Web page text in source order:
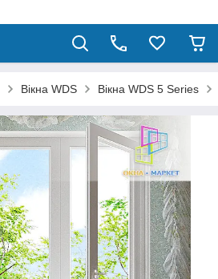
Вікна WDS Вікна WDS 5 Series